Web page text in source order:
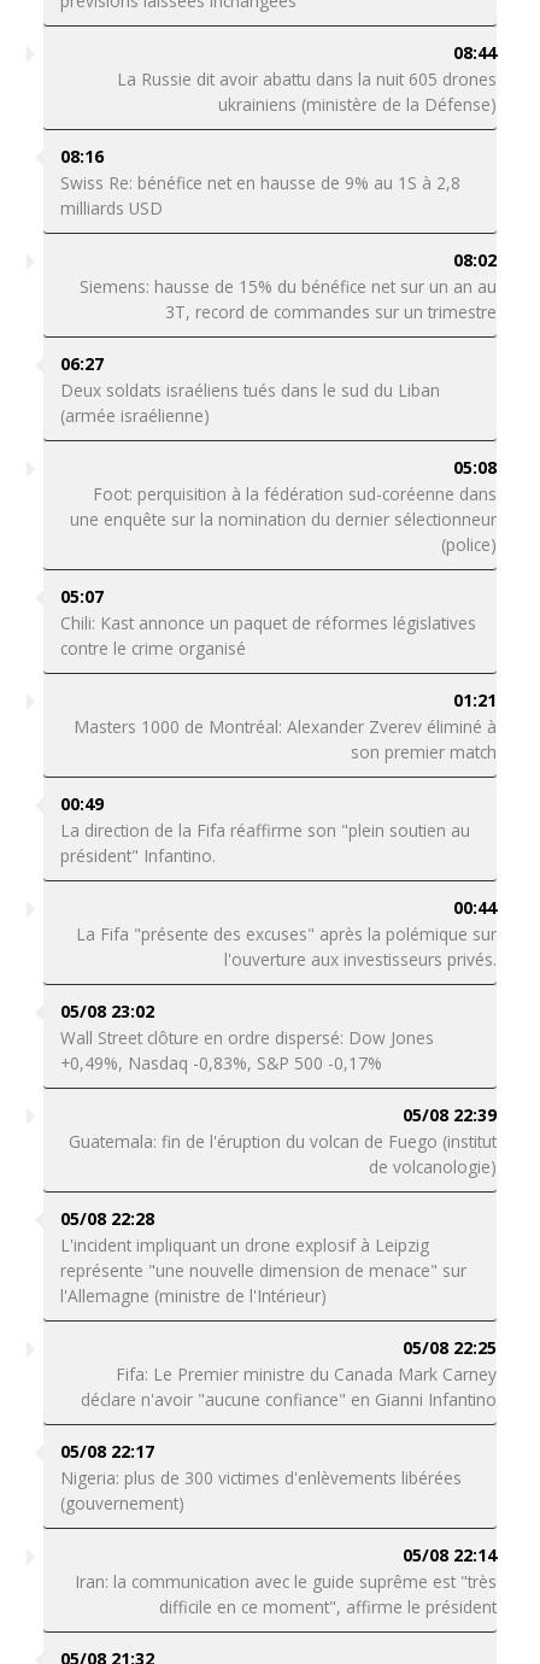
08:44
La Russie dit avoir abattu dans la nuit 605 drones
ukrainiens (ministère de la Défense)
08:16
Swiss Re: bénéfice net en hausse de 9% au 1S à 2,8
milliards USD
08:02
Siemens: hausse de 15% du bénéfice net sur un an au
3T, record de commandes sur un trimestre
06:27
Deux soldats israéliens tués dans le sud du Liban
(armée israélienne)
05:08
Foot: perquisition à la fédération sud-coréenne dans
une enquête sur la nomination du dernier sélectionneur
(police)
05:07
Chili: Kast annonce un paquet de réformes législatives
contre le crime organisé
01:21
Masters 1000 de Montréal: Alexander Zverev éliminé à
son premier match
00:49
La direction de la Fifa réaffirme son "plein soutien au
président" Infantino.
00:44
La Fifa "présente des excuses" après la polémique sur
l'ouverture aux investisseurs privés.
05/08 23:02
Wall Street clôture en ordre dispersé: Dow Jones
+0,49%, Nasdaq -0,83%, S&P 500 -0,17%
05/08 22:39
Guatemala: fin de l'éruption du volcan de Fuego (institut
de volcanologie)
05/08 22:28
L'incident impliquant un drone explosif à Leipzig
représente "une nouvelle dimension de menace" sur
l'Allemagne (ministre de l'Intérieur)
05/08 22:25
Fifa: Le Premier ministre du Canada Mark Carney
déclare n'avoir "aucune confiance" en Gianni Infantino
05/08 22:17
Nigeria: plus de 300 victimes d'enlèvements libérées
(gouvernement)
05/08 22:14
Iran: la communication avec le guide suprême est "très
difficile en ce moment", affirme le président
05/08 21:32